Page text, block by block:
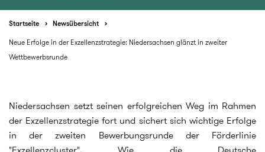
Startseite
Newsübersicht
Neue Erfolge in der Exzellenzstrategie: Niedersachsen glänzt in zweiter
Wettbewerbsrunde
Niedersachsen setzt seinen erfolgreichen Weg im Rahmen
der Exzellenzstrategie fort und sichert sich wichtige Erfolge
in der zweiten Bewerbungsrunde der Förderlinie